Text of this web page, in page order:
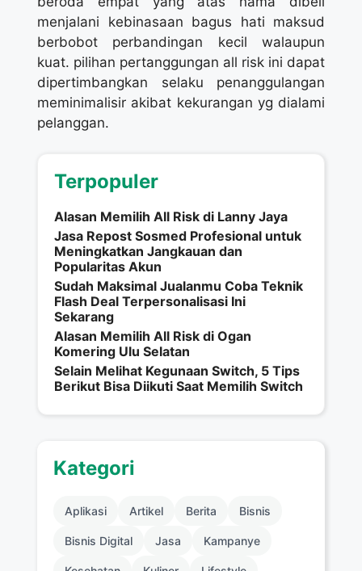
menjalani kebinasaan bagus hati maksud
berbobot perbandingan kecil walaupun
kuat. pilihan pertanggungan all risk ini dapat
dipertimbangkan selaku penanggulangan
meminimalisir akibat kekurangan yg dialami
pelanggan.
Terpopuler
Alasan Memilih All Risk di Lanny Jaya
Jasa Repost Sosmed Profesional untuk
Meningkatkan Jangkauan dan
Popularitas Akun
Sudah Maksimal Jualanmu Coba Teknik
Flash Deal Terpersonalisasi Ini
Sekarang
Alasan Memilih All Risk di Ogan
Komering Ulu Selatan
Selain Melihat Kegunaan Switch, 5 Tips
Berikut Bisa Diikuti Saat Memilih Switch
Kategori
Aplikasi Artikel Berita Bisnis
Bisnis Digital Jasa Kampanye